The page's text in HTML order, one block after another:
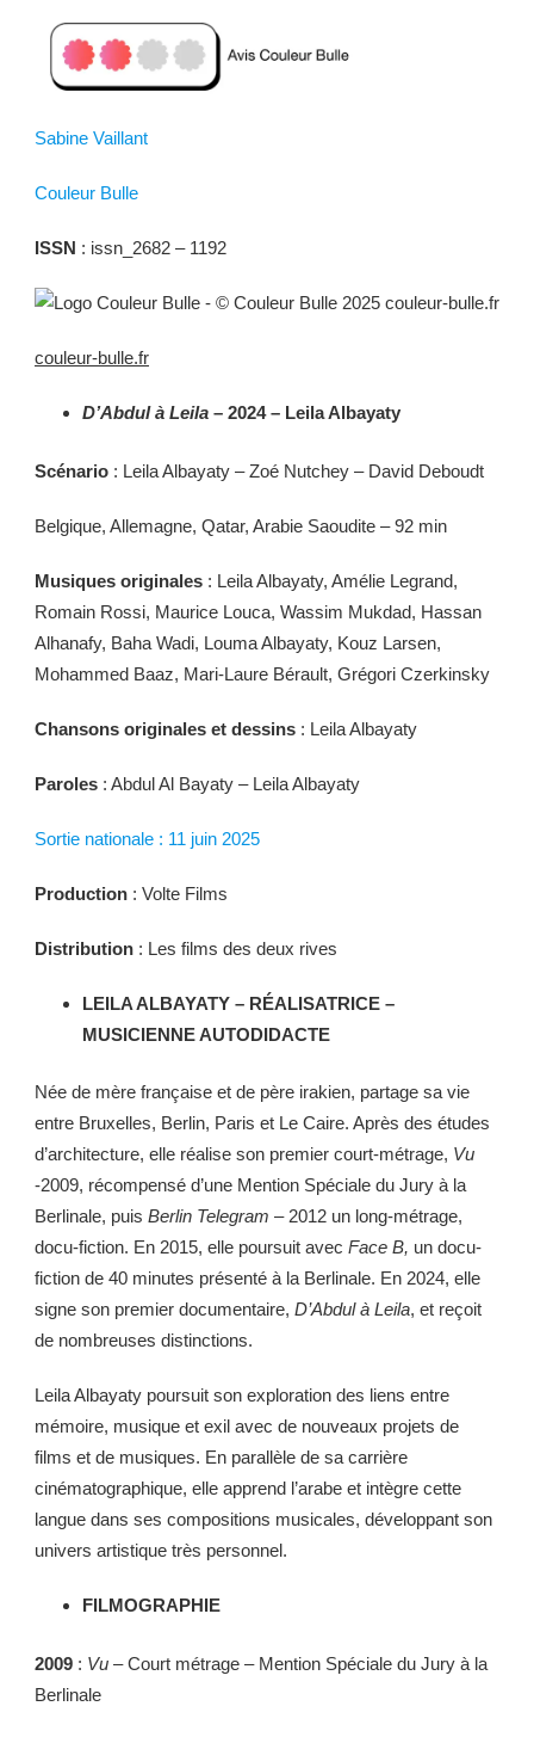
Sabine Vaillant
Couleur Bulle
ISSN : issn_2682 – 1192
couleur-bulle.fr
D’Abdul à Leila – 2024 – Leila Albayaty
Scénario : Leila Albayaty – Zoé Nutchey – David Deboudt
Belgique, Allemagne, Qatar, Arabie Saoudite – 92 min
Musiques originales : Leila Albayaty, Amélie Legrand,
Romain Rossi, Maurice Louca, Wassim Mukdad, Hassan
Alhanafy, Baha Wadi, Louma Albayaty, Kouz Larsen,
Mohammed Baaz, Mari-Laure Bérault, Grégori Czerkinsky
Chansons originales et dessins : Leila Albayaty
Paroles : Abdul Al Bayaty – Leila Albayaty
Sortie nationale : 11 juin 2025
Production : Volte Films
Distribution : Les films des deux rives
LEILA ALBAYATY – RÉALISATRICE –
MUSICIENNE AUTODIDACTE
Née de mère française et de père irakien, partage sa vie
entre Bruxelles, Berlin, Paris et Le Caire. Après des études
d’architecture, elle réalise son premier court-métrage, Vu
-2009, récompensé d’une Mention Spéciale du Jury à la
Berlinale, puis Berlin Telegram – 2012 un long-métrage,
docu-fiction. En 2015, elle poursuit avec Face B, un docu-
fiction de 40 minutes présenté à la Berlinale. En 2024, elle
signe son premier documentaire, D’Abdul à Leila, et reçoit
de nombreuses distinctions.
Leila Albayaty poursuit son exploration des liens entre
mémoire, musique et exil avec de nouveaux projets de
films et de musiques. En parallèle de sa carrière
cinématographique, elle apprend l’arabe et intègre cette
langue dans ses compositions musicales, développant son
univers artistique très personnel.
FILMOGRAPHIE
2009 : Vu – Court métrage – Mention Spéciale du Jury à la
Berlinale